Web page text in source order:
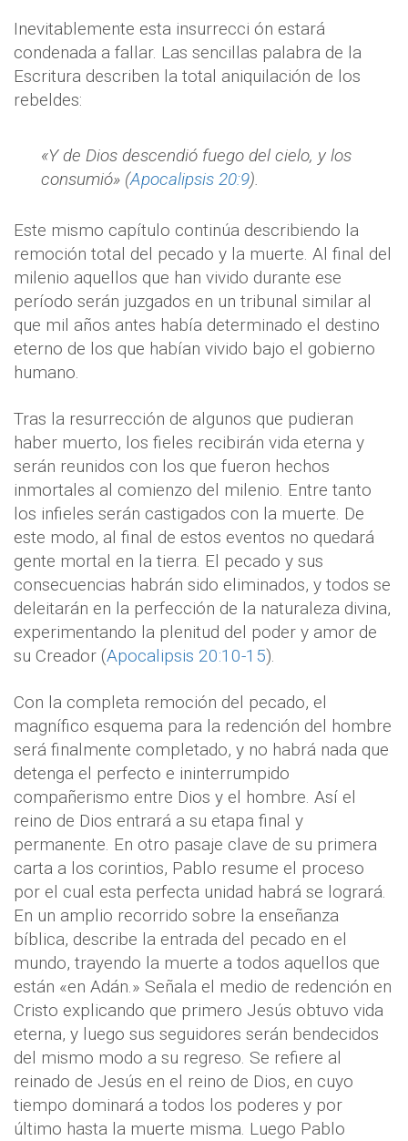
Inevitablemente esta insurrecci ón estará
condenada a fallar. Las sencillas palabra de la
Escritura describen la total aniquilación de los
rebeldes:
«Y de Dios descendió fuego del cielo, y los
consumió» (Apocalipsis 20:9).
Este mismo capítulo continúa describiendo la
remoción total del pecado y la muerte. Al final del
milenio aquellos que han vivido durante ese
período serán juzgados en un tribunal similar al
que mil años antes había determinado el destino
eterno de los que habían vivido bajo el gobierno
humano.
Tras la resurrección de algunos que pudieran
haber muerto, los fieles recibirán vida eterna y
serán reunidos con los que fueron hechos
inmortales al comienzo del milenio. Entre tanto
los infieles serán castigados con la muerte. De
este modo, al final de estos eventos no quedará
gente mortal en la tierra. El pecado y sus
consecuencias habrán sido eliminados, y todos se
deleitarán en la perfección de la naturaleza divina,
experimentando la plenitud del poder y amor de
su Creador (Apocalipsis 20:10-15).
Con la completa remoción del pecado, el
magnífico esquema para la redención del hombre
será finalmente completado, y no habrá nada que
detenga el perfecto e ininterrumpido
compañerismo entre Dios y el hombre. Así el
reino de Dios entrará a su etapa final y
permanente. En otro pasaje clave de su primera
carta a los corintios, Pablo resume el proceso
por el cual esta perfecta unidad habrá se logrará.
En un amplio recorrido sobre la enseñanza
bíblica, describe la entrada del pecado en el
mundo, trayendo la muerte a todos aquellos que
están «en Adán.» Señala el medio de redención en
Cristo explicando que primero Jesús obtuvo vida
eterna, y luego sus seguidores serán bendecidos
del mismo modo a su regreso. Se refiere al
reinado de Jesús en el reino de Dios, en cuyo
tiempo dominará a todos los poderes y por
último hasta la muerte misma. Luego Pablo